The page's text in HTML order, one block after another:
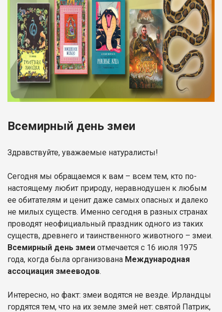
Всемирный день змеи
Здравствуйте, уважаемые натуралисты!
Сегодня мы обращаемся к вам – всем тем, кто по-
настоящему любит природу, неравнодушен к любым
ее обитателям и ценит даже самых опасных и далеко
не милых существ. Именно сегодня в разных странах
проводят неофициальный праздник одного из таких
существ, древнего и таинственного животного – змеи.
Всемирный день змеи отмечается с 16 июля 1975
года, когда была организована Международная
ассоциация змееводов.
Интересно, но факт: змеи водятся не везде. Ирландцы
гордятся тем, что на их земле змей нет: святой Патрик,